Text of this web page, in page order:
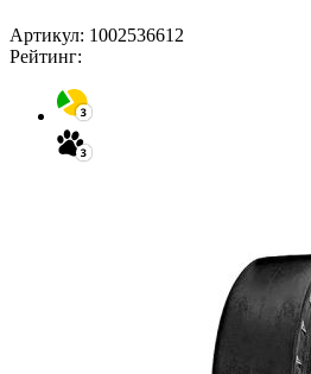
Артикул: 1002536612
Рейтинг: